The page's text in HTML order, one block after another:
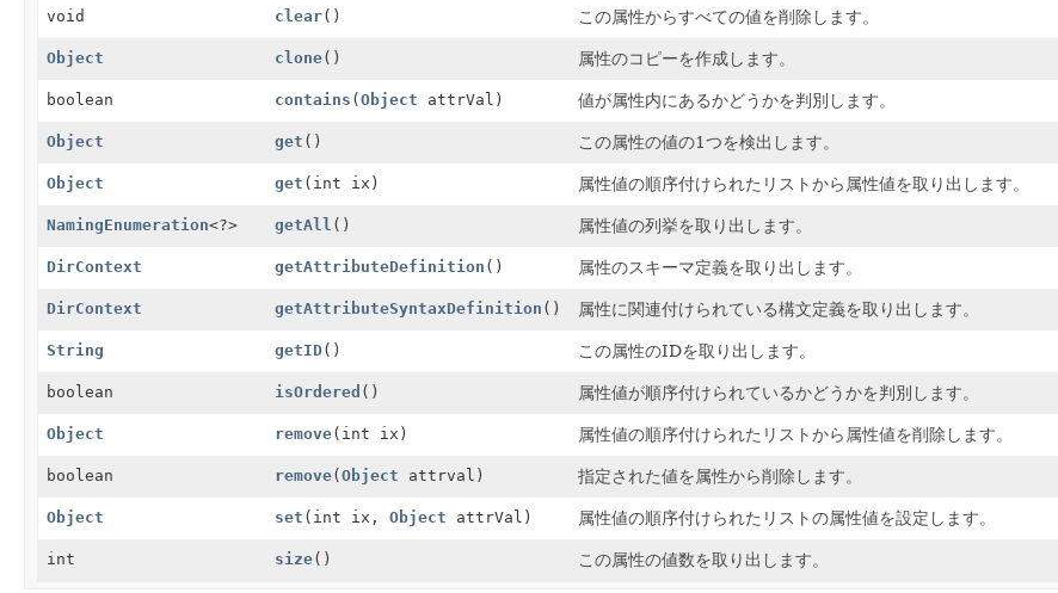
void clear() この属性からすべての値を削除します。
Object clone() 属性のコピーを作成します。
boolean contains (Object attrVal) 値が属性内にあるかどうかを判別します。
Object get () この属性の値の1つを検出します。
Object get (int ix) 属性値の順序付けられたリストから属性値を取り出します。
NamingEnumeration<?> getAll () 属性値の列挙を取り出します。
DirContext getAttributeDefinition () 属性のスキーマ定義を取り出します。
DirContext getAttributeSyntaxDefinition () 属性に関連付けられている構文定義を取り出します。
String getID() この属性のIDを取り出します。
boolean isOrdered () 属性値が順序付けられているかどうかを判別します。
Object remove(int ix) 属性値の順序付けられたリストから属性値を削除します。
boolean remove(Object attrval) 指定された値を属性から削除します。
Object set (int ix, Object attrVal) 属性値の順序付けられたリストの属性値を設定します。
int size() この属性の値数を取り出します。